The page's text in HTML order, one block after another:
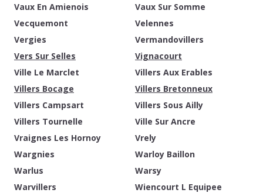
Vaux En Amienois
Vaux Sur Somme
Vecquemont
Velennes
Vergies
Vermandovillers
Vers Sur Selles
Vignacourt
Ville Le Marclet
Villers Aux Erables
Villers Bocage
Villers Bretonneux
Villers Campsart
Villers Sous Ailly
Villers Tournelle
Ville Sur Ancre
Vraignes Les Hornoy
Vrely
Wargnies
Warloy Baillon
Warlus
Warsy
Warvillers
Wiencourt L Equipee